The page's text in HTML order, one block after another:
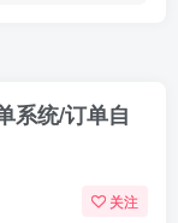
系统/订单自
关注